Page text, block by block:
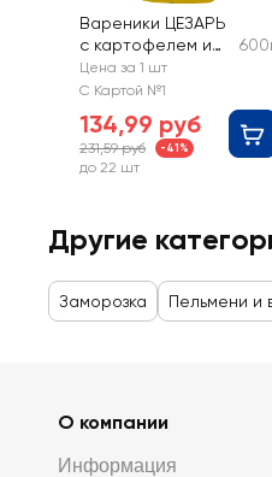
Вареники ЦЕЗАРЬ
с картофелем и
жареным лучком
Цена за 1 шт
С Картой №1
134,99 руб
231,59 руб -41%
до 22 шт
Другие
Заморозка Пельмени и
О компании
Информация